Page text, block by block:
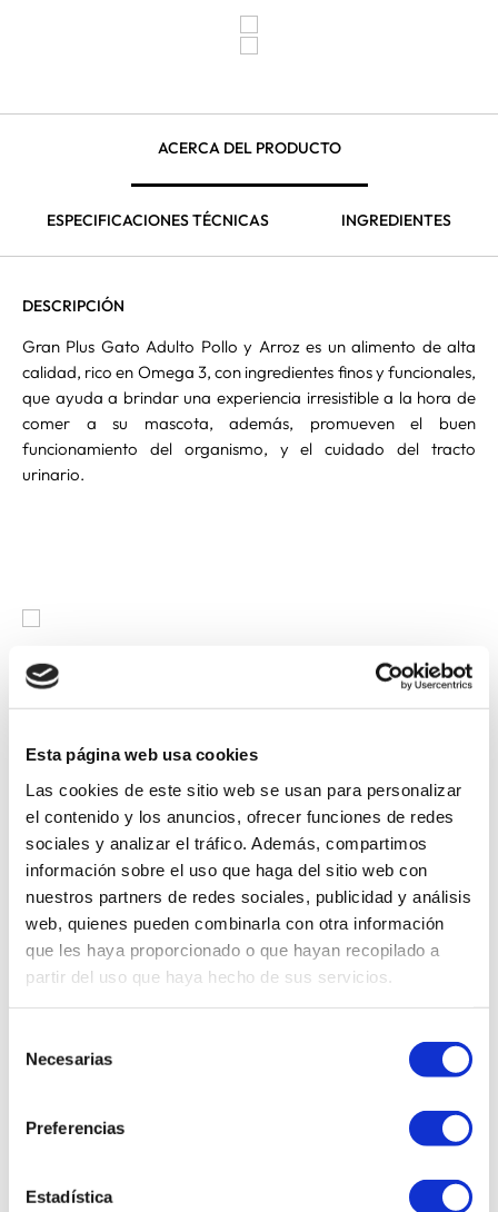
Esta página web usa cookies
Las cookies de este sitio web se usan para personalizar
el contenido y los anuncios, ofrecer funciones de redes
sociales y analizar el tráfico. Además, compartimos
información sobre el uso que haga del sitio web con
nuestros partners de redes sociales, publicidad y análisis
web, quienes pueden combinarla con otra información
que les haya proporcionado o que hayan recopilado a
partir del uso que haya hecho de sus servicios.
Necesarias
Preferencias
Estadística
ACERCA DEL PRODUCTO
ESPECIFICACIONES TÉCNICAS INGREDIENTES
DESCRIPCIÓN
Gran Plus Gato Adulto Pollo y Arroz es un alimento de alta
calidad, rico en Omega 3, con ingredientes finos y funcionales,
que ayuda a brindar una experiencia irresistible a la hora de
comer a su mascota, además, promueven el buen
funcionamiento del organismo, y el cuidado del tracto
urinario.
Nutrición de alto rendimiento para satisfacer las
necesidades de su mascota en cada etapa de su vida
Los productos de Gran Plus proporcionan una experiencia
irresistible para su mascota mientras lo nutre con
ingredientes finos y funcionales que le aportan grandes
beneficios a su salud. La marca ofrece distintas opciones
de sabores: Pollo, Cordero, Atún, Pavo y Salmón, ideal
para todos los tipos de paladares.
POR FAVOR, INICIA SESIÓN PARA ESCRIBIR UN COMENTARIO.